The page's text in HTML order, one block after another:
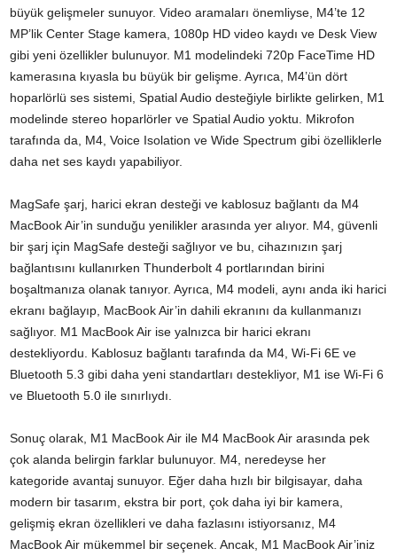
büyük gelişmeler sunuyor. Video aramaları önemliyse, M4’te 12
MP’lik Center Stage kamera, 1080p HD video kaydı ve Desk View
gibi yeni özellikler bulunuyor. M1 modelindeki 720p FaceTime HD
kamerasına kıyasla bu büyük bir gelişme. Ayrıca, M4’ün dört
hoparlörlü ses sistemi, Spatial Audio desteğiyle birlikte gelirken, M1
modelinde stereo hoparlörler ve Spatial Audio yoktu. Mikrofon
tarafında da, M4, Voice Isolation ve Wide Spectrum gibi özelliklerle
daha net ses kaydı yapabiliyor.
MagSafe şarj, harici ekran desteği ve kablosuz bağlantı da M4
MacBook Air’in sunduğu yenilikler arasında yer alıyor. M4, güvenli
bir şarj için MagSafe desteği sağlıyor ve bu, cihazınızın şarj
bağlantısını kullanırken Thunderbolt 4 portlarından birini
boşaltmanıza olanak tanıyor. Ayrıca, M4 modeli, aynı anda iki harici
ekranı bağlayıp, MacBook Air’in dahili ekranını da kullanmanızı
sağlıyor. M1 MacBook Air ise yalnızca bir harici ekranı
destekliyordu. Kablosuz bağlantı tarafında da M4, Wi-Fi 6E ve
Bluetooth 5.3 gibi daha yeni standartları destekliyor, M1 ise Wi-Fi 6
ve Bluetooth 5.0 ile sınırlıydı.
Sonuç olarak, M1 MacBook Air ile M4 MacBook Air arasında pek
çok alanda belirgin farklar bulunuyor. M4, neredeyse her
kategoride avantaj sunuyor. Eğer daha hızlı bir bilgisayar, daha
modern bir tasarım, ekstra bir port, çok daha iyi bir kamera,
gelişmiş ekran özellikleri ve daha fazlasını istiyorsanız, M4
MacBook Air mükemmel bir seçenek. Ancak, M1 MacBook Air’iniz